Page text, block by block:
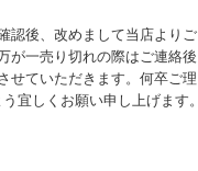
認後、改めまして当店よりご
が一売り切れの際はご連絡後
せていただきます。何卒ご理
宜しくお願い申し上げます。